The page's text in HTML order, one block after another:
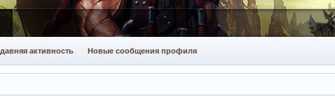
активность Новые сообщения профиля